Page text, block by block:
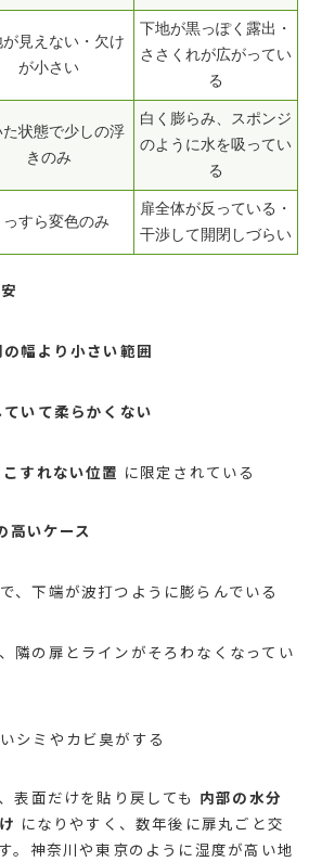
が見えない・欠け
が小さい
下地が黒っぽく露出・
ささくれが広がってい
る
た状態で少しの浮
きのみ
白く膨らみ、スポンジ
のように水を吸ってい
る
っすら変色のみ
扉全体が反っている・
干渉して開閉しづらい
の幅より小さい範囲
いて柔らかくない
こすれない位置 に限定されている
高いケース
、下端が波打つように膨らんでいる
隣の扉とラインがそろわなくなってい
シミやカビ臭がする
表面だけを貼り戻しても 内部の水分
になりやすく、数年後に扉丸ごと交
。神奈川や東京のように湿度が高い地